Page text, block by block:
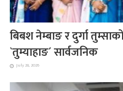
बिबश नेम्बाङ र दुर्गा
`तुम्याहाङ´ सार्वजनिक
July 28, 2026